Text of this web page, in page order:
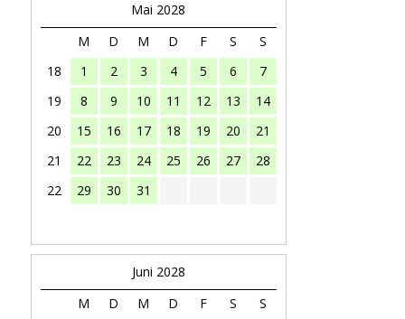
Mai 2028
M
D M D F S
S
18
1 2 3 4 5 6
7
19
8 9 10 11 12 13
14
20
15 16 17 18 19 20
21
21
22 23 24 25 26 27
28
22
29 30 31
Juni 2028
M
D M D F S S